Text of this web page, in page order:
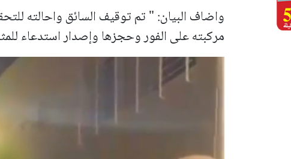
واضاف البيان: " تم توقيف السائق واحالته
مركبته على الفور وحجزها وإصدار استدعاء